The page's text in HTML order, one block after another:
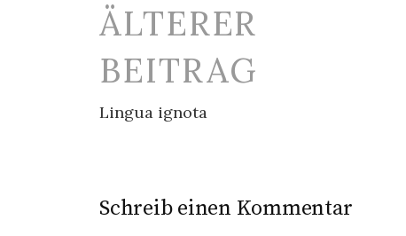
Beitrags-
Navigation
ÄLTERER
BEITRAG
Lingua ignota
Schreib einen Kommentar